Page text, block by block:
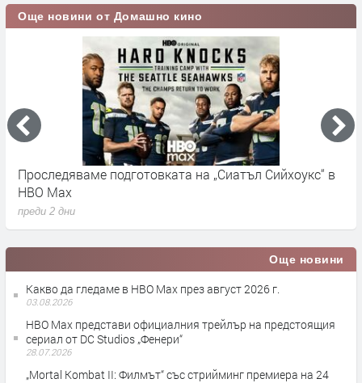
Още новини от Домашно кино
Проследяваме подготовката на „Сиатъл Сийхоукс“ в
HBO Max
преди 2 дни
Още новини
Какво да гледаме в HBO Max през август 2026 г.
03.08.2026
HBO Max представи официалния трейлър на предстоящия
сериал от DC Studios „Фенери“
28.07.2026
„Mortal Kombat II: Филмът“ със стрийминг премиера на 24